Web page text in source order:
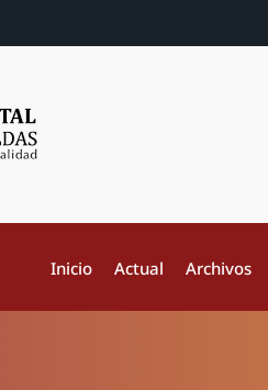
Inicio Actual Archivos